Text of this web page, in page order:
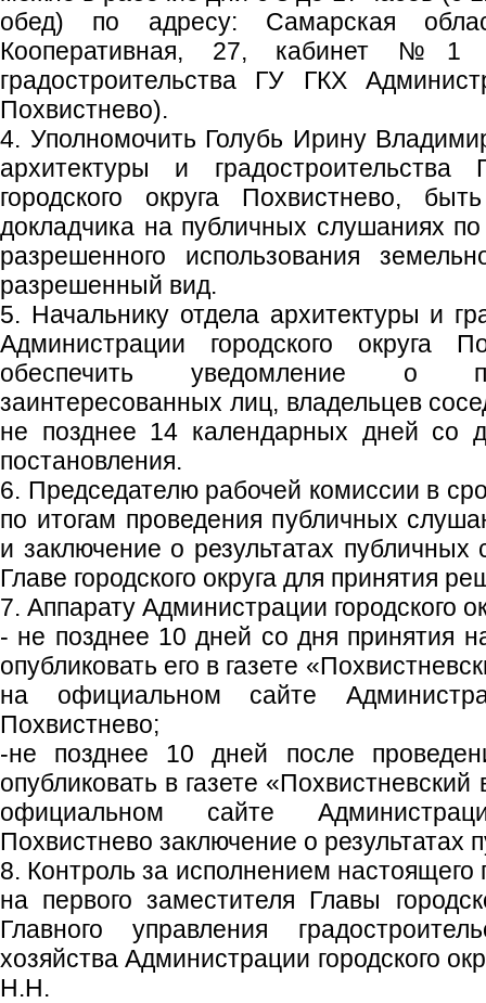
обед) по адресу: Самарская
Кооперативная, 27, кабинет №1
градостроительства ГУ ГКХ
Похвистнево).
4. Уполномочить Голубь Ирину
архитектуры и
городского округа Похвистнево,
докладчика на публичных слушаниях
разрешенного использования
разрешенный вид.
5. Начальнику отдела архитектуры и
Администрации городского округа
обеспечить уведомление о
заинтересованных лиц, владельцев
не позднее 14 календарных дней со
постановления.
6. Председателю рабочей комиссии в
по итогам проведения публичных
и заключение о результатах
Главе городского округа для принятия
7. Аппарату Администрации городского
- не позднее 10 дней со дня принятия
опубликовать его в газете
на официальном сайте
Похвистнево;
-не позднее 10 дней после
опубликовать в газете
официальном сайте
Похвистнево заключение о результатах
8. Контроль за исполнением настоящего
на первого заместителя Главы
Главного управления
хозяйства Администрации городского
Н.Н.